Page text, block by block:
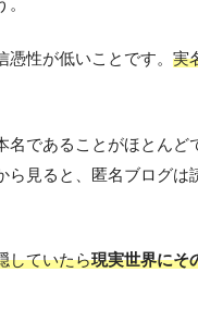
性が低いことです。 実
であることがほとん
見ると、匿名ブログ
していたら現実世界にそ